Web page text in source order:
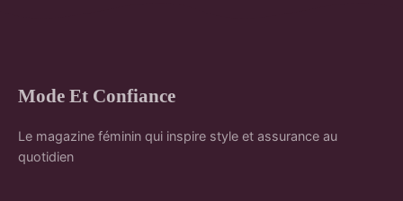
Mode Et Confiance
Le magazine féminin qui inspire style et assurance au
quotidien